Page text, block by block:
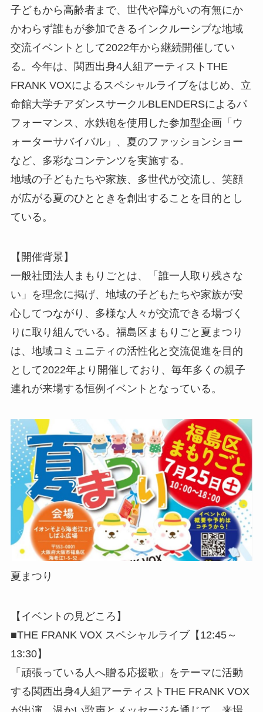
子どもから高齢者まで、世代や障がいの有無にか
かわらず誰もが参加できるインクルーシブな地域
交流イベントとして2022年から継続開催してい
る。今年は、関西出身4人組アーティストTHE
FRANK VOXによるスペシャルライブをはじめ、立
命館大学チアダンスサークルBLENDERSによるパ
フォーマンス、水鉄砲を使用した参加型企画「ウ
ォーターサバイバル」、夏のファッションショー
など、多彩なコンテンツを実施する。
地域の子どもたちや家族、多世代が交流し、笑顔
が広がる夏のひとときを創出することを目的とし
ている。
【開催背景】
一般社団法人まもりごとは、「誰一人取り残さな
い」を理念に掲げ、地域の子どもたちや家族が安
心してつながり、多様な人々が交流できる場づく
りに取り組んでいる。福島区まもりごと夏まつり
は、地域コミュニティの活性化と交流促進を目的
として2022年より開催しており、毎年多くの親子
連れが来場する恒例イベントとなっている。
夏まつり
【イベントの見どころ】
■THE FRANK VOX スペシャルライブ【12:45～
13:30】
「頑張っている人へ贈る応援歌」をテーマに活動
する関西出身4人組アーティストTHE FRANK VOX